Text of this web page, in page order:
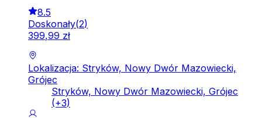
8.5
Doskonały(2)
399,99 zł
Lokalizacja: Stryków, Nowy Dwór Mazowiecki,
Grójec
Stryków, Nowy Dwór Mazowiecki, Grójec
(+3)